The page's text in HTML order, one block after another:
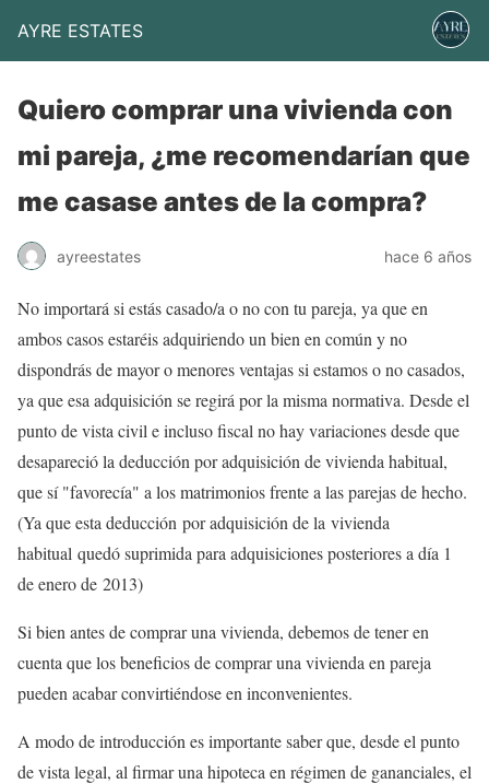
AYRE ESTATES
Quiero comprar una vivienda con
mi pareja, ¿me recomendarían que
me casase antes de la compra?
ayreestates hace 6 años
No importará si estás casado/a o no con tu pareja, ya que en
ambos casos estaréis adquiriendo un bien en común y no
dispondrás de mayor o menores ventajas si estamos o no casados,
ya que esa adquisición se regirá por la misma normativa. Desde el
punto de vista civil e incluso fiscal no hay variaciones desde que
desapareció la deducción por adquisición de vivienda habitual,
que sí "favorecía" a los matrimonios frente a las parejas de hecho.
(Ya que esta deducción por adquisición de la vivienda
habitual quedó suprimida para adquisiciones posteriores a día 1
de enero de 2013)
Si bien antes de comprar una vivienda, debemos de tener en
cuenta que los beneficios de comprar una vivienda en pareja
pueden acabar convirtiéndose en inconvenientes.
A modo de introducción es importante saber que, desde el punto
de vista legal, al firmar una hipoteca en régimen de gananciales, el